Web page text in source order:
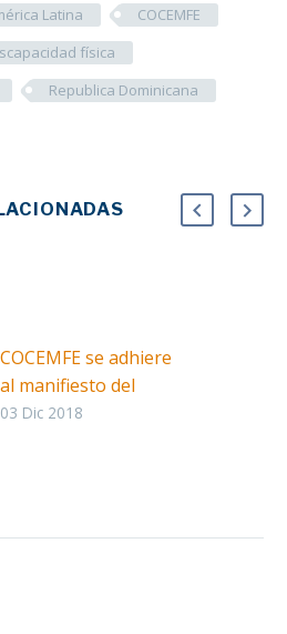
Latina
COCEMFE
física
Republica Dominicana
COCEMFE se adhiere
al manifiesto del
CERMI por el Día de
03 Dic 2018